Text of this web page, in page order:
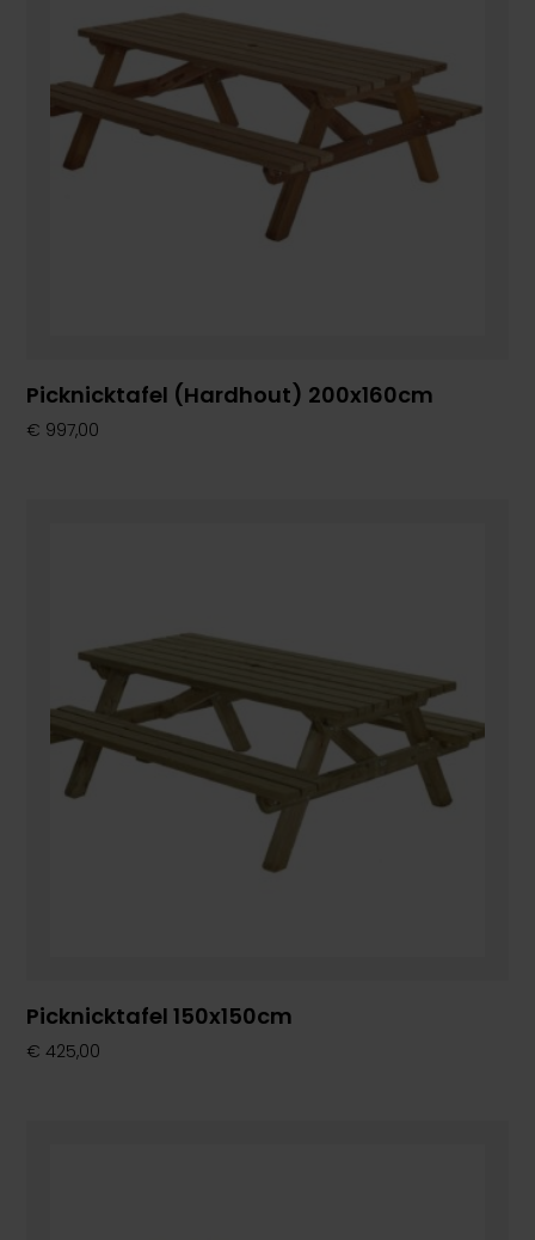
Picknicktafel (Hardhout) 200x160cm
€ 997,00
Picknicktafel 150x150cm
€ 425,00